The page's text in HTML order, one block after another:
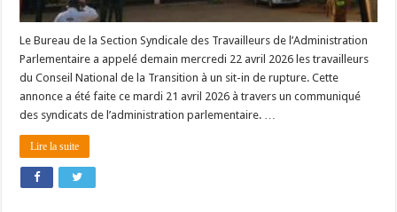
Le Bureau de la Section Syndicale des Travailleurs de l’Administration
Parlementaire a appelé demain mercredi 22 avril 2026 les travailleurs
du Conseil National de la Transition à un sit-in de rupture. Cette
annonce a été faite ce mardi 21 avril 2026 à travers un communiqué
des syndicats de l’administration parlementaire. …
Lire la suite